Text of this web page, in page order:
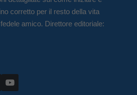
corretto per il resto della vita
amico. Direttore editoriale: